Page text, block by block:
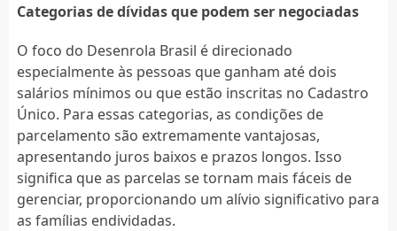
Categorias de dívidas que podem ser negociadas
O foco do Desenrola Brasil é direcionado
especialmente às pessoas que ganham até dois
salários mínimos ou que estão inscritas no Cadastro
Único. Para essas categorias, as condições de
parcelamento são extremamente vantajosas,
apresentando juros baixos e prazos longos. Isso
significa que as parcelas se tornam mais fáceis de
gerenciar, proporcionando um alívio significativo para
as famílias endividadas.